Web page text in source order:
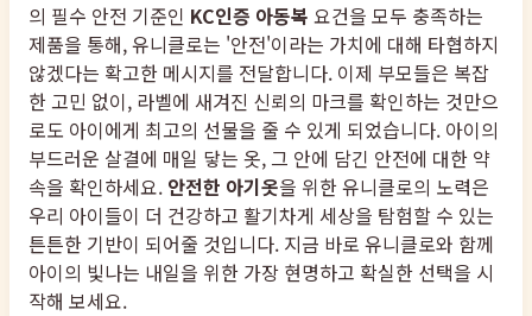
의 필수 안전 기준인 KC인증 아동복 요건을 모두 충족하는
제품을 통해, 유니클로는 '안전'이라는 가치에 대해 타협하지
않겠다는 확고한 메시지를 전달합니다. 이제 부모들은 복잡
한 고민 없이, 라벨에 새겨진 신뢰의 마크를 확인하는 것만으
로도 아이에게 최고의 선물을 줄 수 있게 되었습니다. 아이의
부드러운 살결에 매일 닿는 옷, 그 안에 담긴 안전에 대한 약
속을 확인하세요. 안전한 아기옷을 위한 유니클로의 노력은
우리 아이들이 더 건강하고 활기차게 세상을 탐험할 수 있는
튼튼한 기반이 되어줄 것입니다. 지금 바로 유니클로와 함께
아이의 빛나는 내일을 위한 가장 현명하고 확실한 선택을 시
작해 보세요.